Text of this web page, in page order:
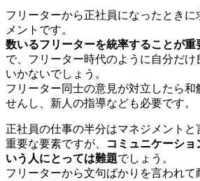
フリーターから正社員になったとき
メントです。
数いるフリーターを統率することが重
で、フリーター時代のように自分だ
いかないでしょう。
フリーター同士の意見が対立したら和
せんし、新人の指導なども必要です。
正社員の仕事の半分はマネジメントと
重要な要素ですが、
コミュニケーショ
いう人にとっては難題でしょう。
フリーターから文句ばかりを言われて